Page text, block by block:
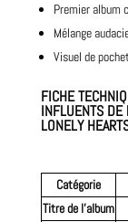
Premier album
Mélange
Visuel de
FICHE
INFLUENTS DE
LONELY
Catégorie
Titre de l’album